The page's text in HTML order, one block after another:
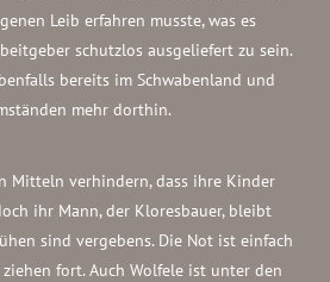
Leib erfahren musste, was es
schutzlos ausgeliefert zu sein.
bereits im Schwabenland und
mehr dorthin.
Mitteln verhindern, dass ihre Kinder
ihr Mann, der Kloresbauer, bleibt
sind vergebens. Die Not ist einfach
fort. Auch Wolfele ist unter den